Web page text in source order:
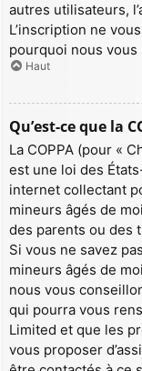
autres utilisateurs,
L’inscription ne
pourquoi nous
Haut
Qu’est-ce que la
La COPPA (pour «
est une loi des
internet collectant
mineurs âgés de
des parents ou des
Si vous ne savez
mineurs âgés de
nous vous
qui pourra vous
Limited et que les
vous proposer